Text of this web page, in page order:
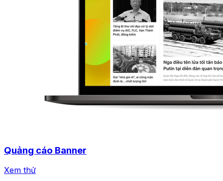
Quảng cáo Banner
Xem thử